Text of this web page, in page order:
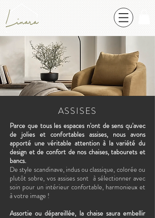
ASSISES
Parce que tous les espaces n'ont de sens qu'avec
de jolies et confortables assises, nous avons
apporté une véritable attention à la variété du
design et de confort de nos chaises, tabourets et
bancs.
De style scandinave, indus ou classique, colorée ou
plutôt sobre, vos assises sont à sélectionner avec
soin pour un intérieur confortable, harmonieux et
à votre image !
Assortie ou dépareillée, la chaise saura embellir